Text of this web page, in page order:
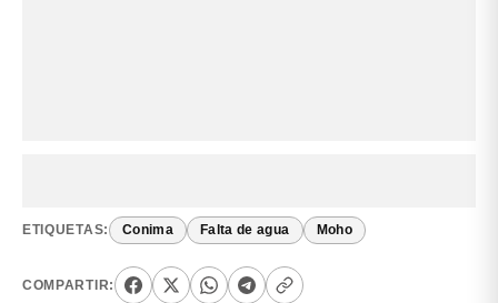
ETIQUETAS: Conima Falta de agua Moho
COMPARTIR: